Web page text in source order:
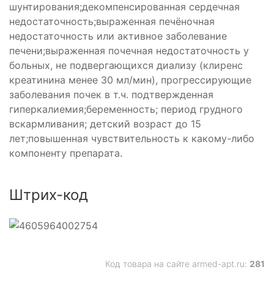
шунтирования;декомпенсированная сердечная
недостаточность;выраженная печёночная
недостаточность или активное заболевание
печени;выраженная почечная недостаточность у
больных, не подвергающихся диализу (клиренс
креатинина менее 30 мл/мин), прогрессирующие
заболевания почек в т.ч. подтвержденная
гиперкалиемия;беременность; период грудного
вскармливания; детский возраст до 15
лет;повышенная чувствительность к какому-либо
компоненту препарата.
Штрих-код
Код товара на сайте armed-apt.ru: 281